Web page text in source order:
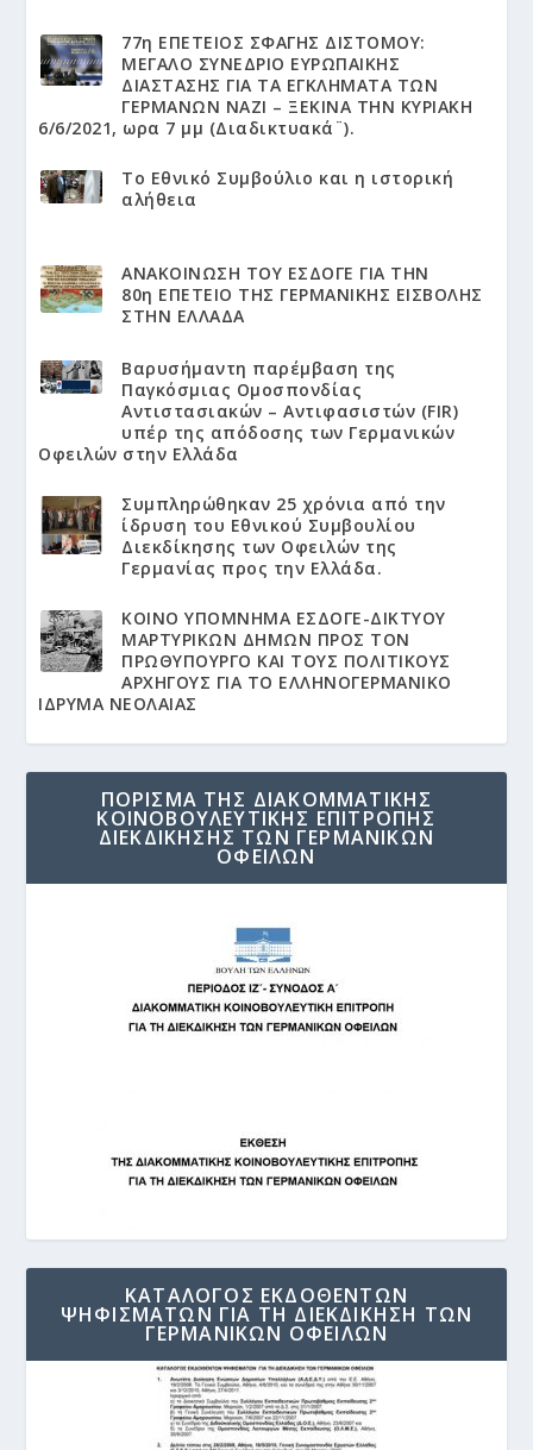
77η ΕΠΕΤΕΙΟΣ ΣΦΑΓΗΣ ΔΙΣΤΟΜΟΥ:
ΜΕΓΑΛΟ ΣΥΝΕΔΡΙΟ ΕΥΡΩΠΑΙΚΗΣ
ΔΙΑΣΤΑΣΗΣ ΓΙΑ ΤΑ ΕΓΚΛΗΜΑΤΑ ΤΩΝ
ΓΕΡΜΑΝΩΝ ΝΑΖΙ – ΞΕΚΙΝΑ ΤΗΝ ΚΥΡΙΑΚΗ
6/6/2021, ωρα 7 μμ (Διαδικτυακά¨).
Το Εθνικό Συμβούλιο και η ιστορική
αλήθεια
ΑΝΑΚΟΙΝΩΣΗ ΤΟΥ ΕΣΔΟΓΕ ΓΙΑ ΤΗΝ
80η ΕΠΕΤΕΙΟ ΤΗΣ ΓΕΡΜΑΝΙΚΗΣ ΕΙΣΒΟΛΗΣ
ΣΤΗΝ ΕΛΛΑΔΑ
Βαρυσήμαντη παρέμβαση της
Παγκόσμιας Ομοσπονδίας
Αντιστασιακών – Αντιφασιστών (FIR)
υπέρ της απόδοσης των Γερμανικών
Οφειλών στην Ελλάδα
Συμπληρώθηκαν 25 χρόνια από την
ίδρυση του Εθνικού Συμβουλίου
Διεκδίκησης των Οφειλών της
Γερμανίας προς την Ελλάδα.
KΟΙΝΟ ΥΠΟΜΝΗΜΑ ΕΣΔΟΓΕ-ΔΙΚΤΥΟΥ
ΜΑΡΤΥΡΙΚΩΝ ΔΗΜΩΝ ΠΡΟΣ ΤΟΝ
ΠΡΩΘΥΠΟΥΡΓΟ ΚΑΙ ΤΟΥΣ ΠΟΛΙΤΙΚΟΥΣ
ΑΡΧΗΓΟΥΣ ΓΙΑ ΤΟ ΕΛΛΗΝΟΓΕΡΜΑΝΙΚΟ
ΙΔΡΥΜΑ ΝΕΟΛΑΙΑΣ
ΠΟΡΙΣΜΑ ΤΗΣ ΔΙΑΚΟΜΜΑΤΙΚΗΣ
ΚΟΙΝΟΒΟΥΛΕΥΤΙΚΗΣ ΕΠΙΤΡΟΠΗΣ
ΔΙΕΚΔΙΚΗΣΗΣ ΤΩΝ ΓΕΡΜΑΝΙΚΩΝ
ΟΦΕΙΛΩΝ
ΚΑΤΑΛΟΓΟΣ ΕΚΔΟΘΕΝΤΩΝ
ΨΗΦΙΣΜΑΤΩΝ ΓΙΑ ΤΗ ΔΙΕΚΔΙΚΗΣΗ ΤΩΝ
ΓΕΡΜΑΝΙΚΩΝ ΟΦΕΙΛΩΝ